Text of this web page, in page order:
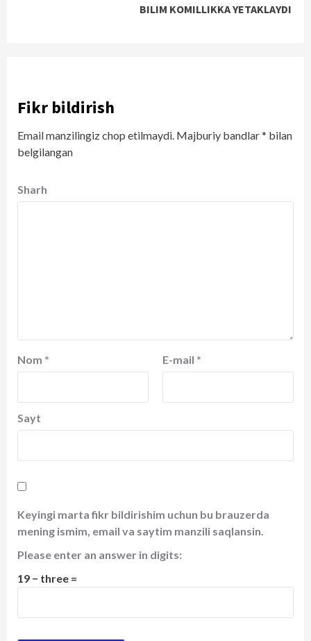
BILIM KOMILLIKKA YETAKLAYDI
Fikr bildirish
Email manzilingiz chop etilmaydi. Majburiy bandlar* bilan
belgilangan
Sharh
Nom * E-mail *
Sayt
Keyingi marta fikr bildirishim uchun bu brauzerda
mening ismim, email va saytim manzili saqlansin.
Please enter an answer in digits:
19 − three =